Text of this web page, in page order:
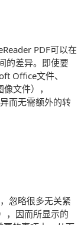
PDF可以在
的差异。即使要
Office文件、
文件），
而无需额外的转
忽略很多无关紧
，因而所显示的